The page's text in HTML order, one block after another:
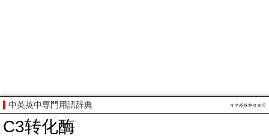
中英英中専門用語辞典
C3转化酶